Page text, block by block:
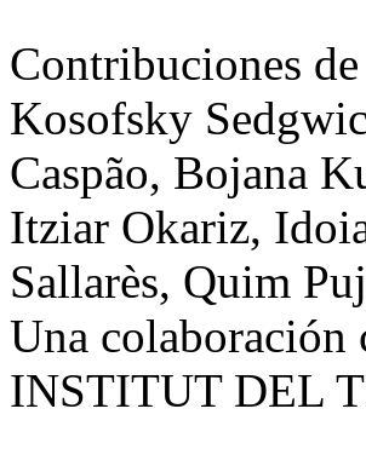
Contribuciones
Kosofsky
Caspão, Bojana
Itziar Okariz,
Sallarès, Quim
Una
INSTITUT DEL